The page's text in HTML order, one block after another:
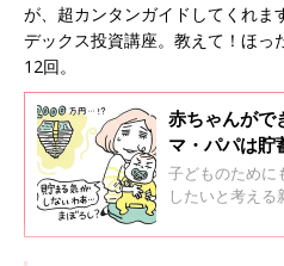
が、超カンタンガイドしてくれま
デックス投資講座。教えて！ほっ
12回。
赤ちゃんがで
マ・パパは
らかし投資家
子どものために
したいと考える
い…。 そんな子